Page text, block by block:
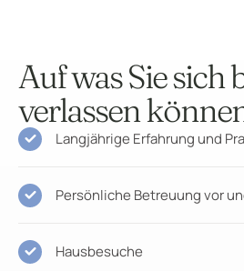
Auf was Sie sich
verlassen
Langjährige Erfahrung und
Persönliche Betreuung vor
Hausbesuche